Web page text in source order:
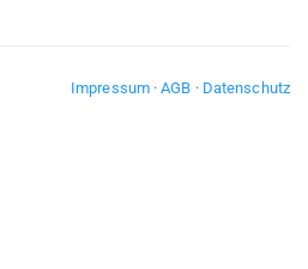
Impressum·AGB · Datenschutz